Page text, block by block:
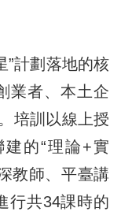
計劃落地的核
業者、本土企
培訓以線上授
的“理論+實
教師、平臺講
行共34課時的